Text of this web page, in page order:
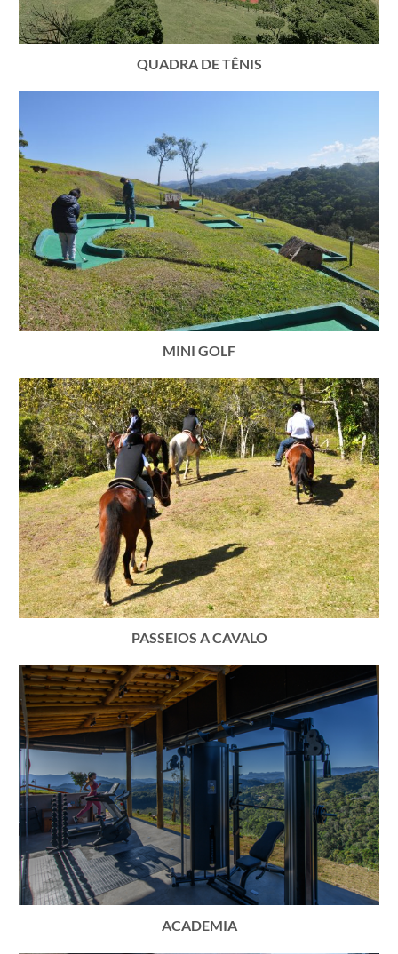
QUADRA DE TÊNIS
MINI GOLF
PASSEIOS A CAVALO
ACADEMIA